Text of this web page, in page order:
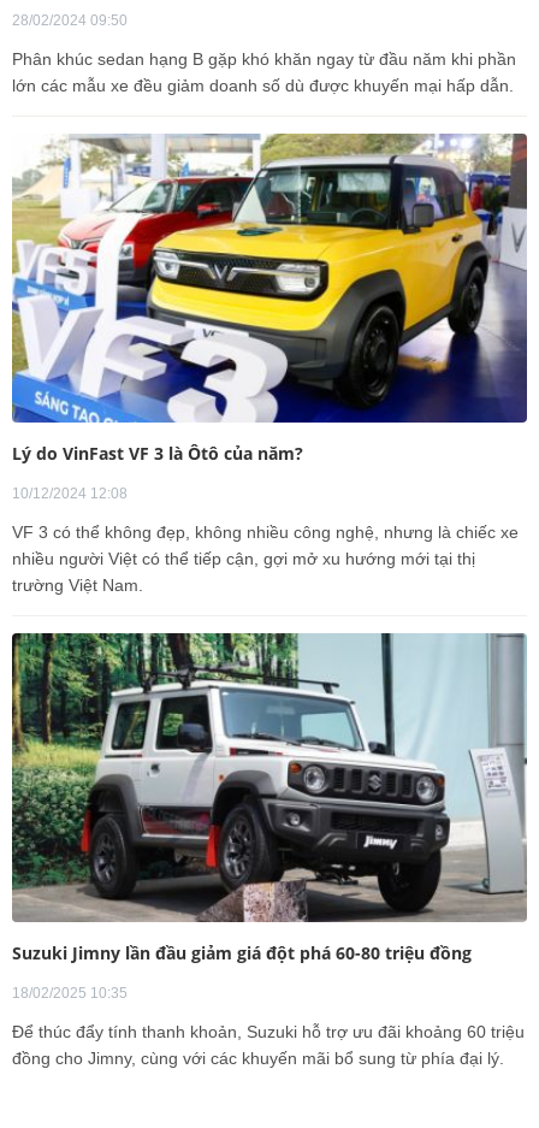
28/02/2024 09:50
Phân khúc sedan hạng B gặp khó khăn ngay từ đầu năm khi phần
lớn các mẫu xe đều giảm doanh số dù được khuyến mại hấp dẫn.
Lý do VinFast VF 3 là Ôtô của năm?
10/12/2024 12:08
VF 3 có thể không đẹp, không nhiều công nghệ, nhưng là chiếc xe
nhiều người Việt có thể tiếp cận, gợi mở xu hướng mới tại thị
trường Việt Nam.
Suzuki Jimny lần đầu giảm giá đột phá 60-80 triệu đồng
18/02/2025 10:35
Để thúc đẩy tính thanh khoản, Suzuki hỗ trợ ưu đãi khoảng 60 triệu
đồng cho Jimny, cùng với các khuyến mãi bổ sung từ phía đại lý.